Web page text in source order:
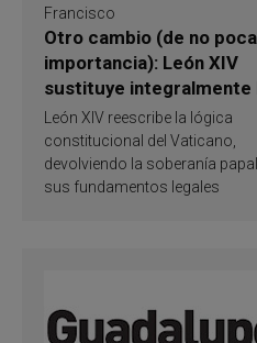
Francisco
Otro cambio (de no poca
importancia): León XIV
sustituye integralmente
ley vaticana de Papa
Francisco
León XIV reescribe la lógica
constitucional del Vaticano,
devolviendo la soberanía
sus fundamentos legales